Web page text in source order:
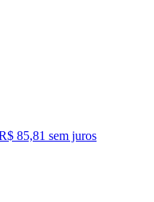
85,81 sem juros